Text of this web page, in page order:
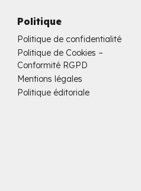
Politique
Politique de confidentialité
Politique de Cookies –
Conformité RGPD
Mentions légales
Politique éditoriale